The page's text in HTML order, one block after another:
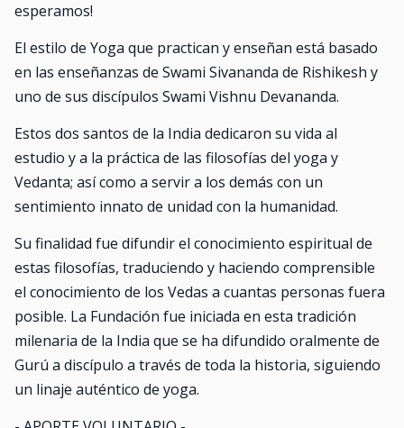
esperamos!
El estilo de Yoga que practican y enseñan está basado
en las enseñanzas de Swami Sivananda de Rishikesh y
uno de sus discípulos Swami Vishnu Devananda.
Estos dos santos de la India dedicaron su vida al
estudio y a la práctica de las filosofías del yoga y
Vedanta; así como a servir a los demás con un
sentimiento innato de unidad con la humanidad.
Su finalidad fue difundir el conocimiento espiritual de
estas filosofías, traduciendo y haciendo comprensible
el conocimiento de los Vedas a cuantas personas fuera
posible. La Fundación fue iniciada en esta tradición
milenaria de la India que se ha difundido oralmente de
Gurú a discípulo a través de toda la historia, siguiendo
un linaje auténtico de yoga.